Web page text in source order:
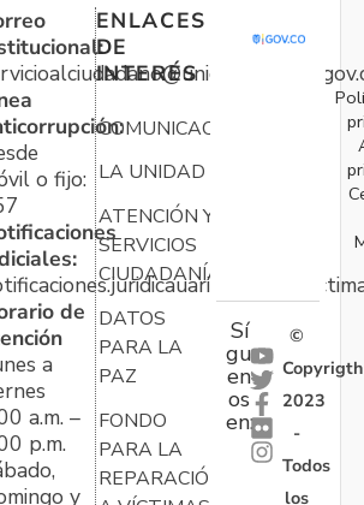
o fijo:
de
a
a.m. –
p.m.
y
ENLACES
DE
INTERÉS
COMUNICACIONES
LA UNIDAD
ATENCIÓN Y
SERVICIOS
CIUDADANÍA
DATOS
PARA LA
PAZ
FONDO
PARA LA
REPARACIÓN
Sí
gu
en
os
en:
©
Copyrigth
2023
-
Todos
los